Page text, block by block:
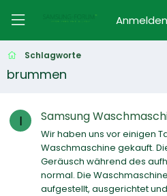
Anmelden
Schlagworte
brummen
I Samsung
Wir haben uns vor einigen
Waschmaschine gekauft.
Geräusch während des
normal. Die
aufgestellt, ausgerichtet